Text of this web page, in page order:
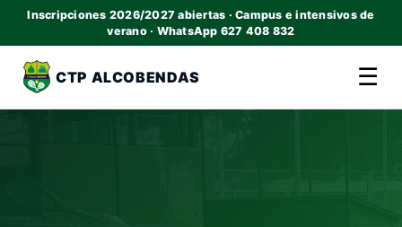
Inscripciones 2026/2027 abiertas · Campus e intensivos de
verano · WhatsApp 627 408 832
CTP ALCOBENDAS ☰